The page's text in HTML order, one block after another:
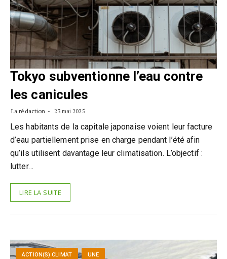
Tokyo subventionne l’eau contre
les canicules
La rédaction 23 mai 2025
Les habitants de la capitale japonaise voient leur facture
d’eau partiellement prise en charge pendant l’été afin
qu’ils utilisent davantage leur climatisation. L’objectif :
lutter…
LIRE LA SUITE
ACTION(S) CLIMAT UNE